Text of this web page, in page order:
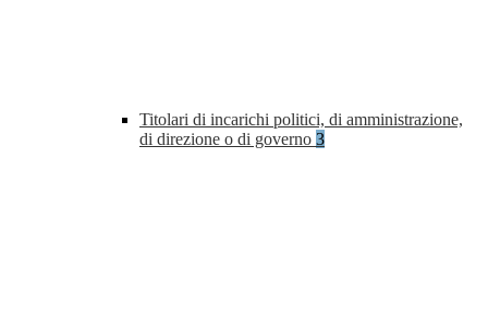
Titolari di incarichi politici, di amministrazione,
di direzione o di governo 3